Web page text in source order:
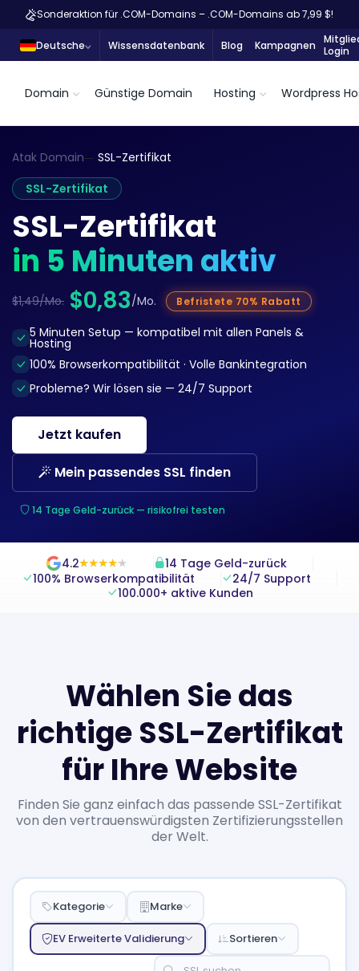
Sonderaktion für .COM-Domains – .COM-Domains ab 7,99 $!
Deutsche Wissensdatenbank Blog Kampagnen
Login
Domain Günstige Domain Hosting Wordpress
Atak Domain
SSL-Zertifikat
SSL-Zertifikat
SSL-Zertifikat
in 5 Minuten aktiv
$1,49/Mo. $0,83/Mo. Befristete 70% Rabatt
5 Minuten Setup — kompatibel mit allen Panels &
Hosting
100% Browserkompatibilität · Volle Bankintegration
Probleme? Wir lösen sie — 24/7 Support
Jetzt kaufen
Mein passendes SSL finden
14 Tage Geld-zurück — risikofrei testen
4.2★
★★
★★
★★
★★
★
14 Tage Geld-zurück
100% Browserkompatibilität
24/7 Support
100.000+ aktive Kunden
Wählen Sie das
richtige SSL-Zertifikat
für Ihre Website
Finden Sie ganz einfach das passende SSL-Zertifikat
von den vertrauenswürdigsten Zertifizierungsstellen
der Welt.
Kategorie Marke
EV Erweiterte Validierung Sortieren